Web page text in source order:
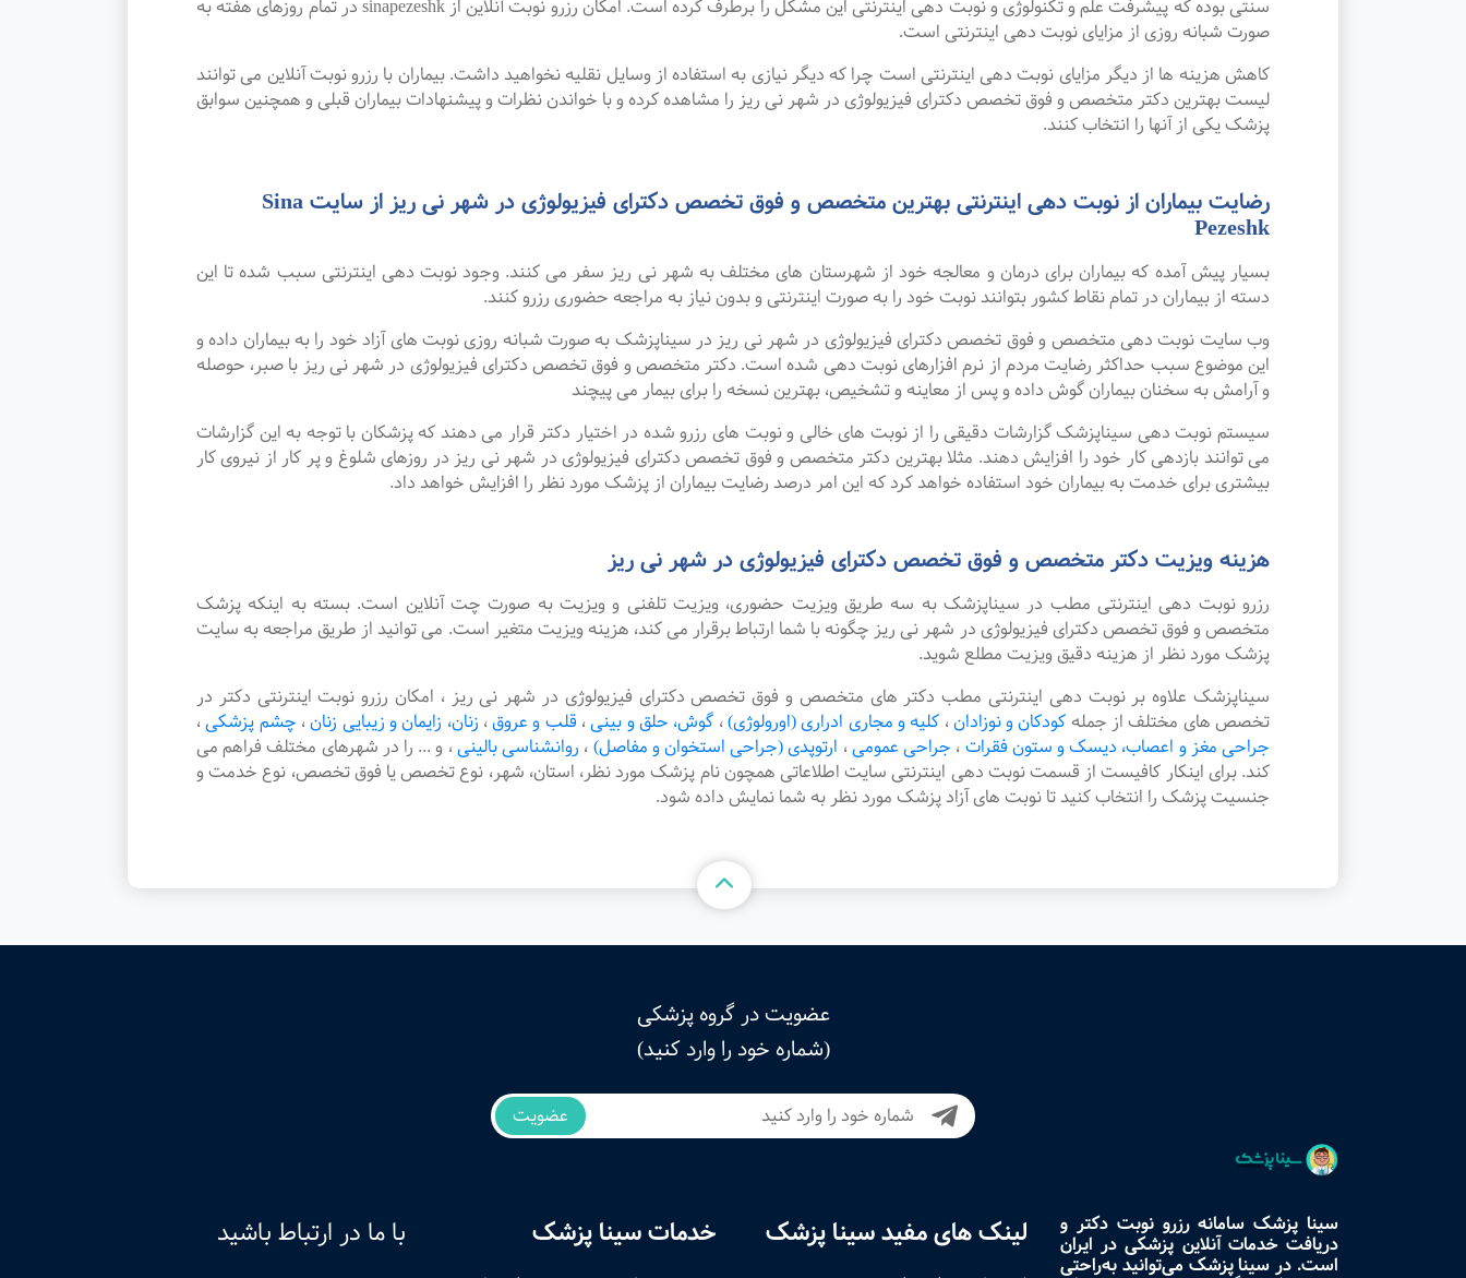
سنتی بوده که پیشرفت علم و تکنولوژی و نوبت دهی اینترنتی این مشکل را برطرف کرده است. امکان رزرو نوبت آنلاین از sinapezeshk در تمام روزهای هفته به
صورت شبانه روزی از مزایای نوبت دهی اینترنتی است.
کاهش هزینه ها از دیگر مزایای نوبت دهی اینترنتی است چرا که دیگر نیازی به استفاده از وسایل نقلیه نخواهید داشت. بیماران با رزرو نوبت آنلاین می توانند
لیست بهترین دکتر متخصص و فوق تخصص دکترای فیزیولوژی در شهر نی ریز را مشاهده کرده و با خواندن نظرات و پیشنهادات بیماران قبلی و همچنین سوابق
پزشک یکی از آنها را انتخاب کنند.
رضایت بیماران از نوبت دهی اینترنتی بهترین متخصص و فوق تخصص دکترای فیزیولوژی در شهر نی ریز از سایت Sina
Pezeshk
بسیار پیش آمده که بیماران برای درمان و معالجه خود از شهرستان های مختلف به شهر نی ریز سفر می کنند. وجود نوبت دهی اینترنتی سبب شده تا این
دسته از بیماران در تمام نقاط کشور بتوانند نوبت خود را به صورت اینترنتی و بدون نیاز به مراجعه حضوری رزرو کنند.
وب سایت نوبت دهی متخصص و فوق تخصص دکترای فیزیولوژی در شهر نی ریز در سیناپزشک به صورت شبانه روزی نوبت های آزاد خود را به بیماران داده و
این موضوع سبب حداکثر رضایت مردم از نرم افزارهای نوبت دهی شده است. دکتر متخصص و فوق تخصص دکترای فیزیولوژی در شهر نی ریز با صبر، حوصله
و آرامش به سخنان بیماران گوش داده و پس از معاینه و تشخیص، بهترین نسخه را برای بیمار می پیچند
سیستم نوبت دهی سیناپزشک گزارشات دقیقی را از نوبت های خالی و نوبت های رزرو شده در اختیار دکتر قرار می دهند که پزشکان با توجه به این گزارشات
می توانند بازدهی کار خود را افزایش دهند. مثلا بهترین دکتر متخصص و فوق تخصص دکترای فیزیولوژی در شهر نی ریز در روزهای شلوغ و پر کار از نیروی کار
بیشتری برای خدمت به بیماران خود استفاده خواهد کرد که این امر درصد رضایت بیماران از پزشک مورد نظر را افزایش خواهد داد.
هزینه ویزیت دکتر متخصص و فوق تخصص دکترای فیزیولوژی در شهر نی ریز
رزرو نوبت دهی اینترنتی مطب در سیناپزشک به سه طریق ویزیت حضوری، ویزیت تلفنی و ویزیت به صورت چت آنلاین است. بسته به اینکه پزشک
متخصص و فوق تخصص دکترای فیزیولوژی در شهر نی ریز چگونه با شما ارتباط برقرار می کند، هزینه ویزیت متغیر است. می توانید از طریق مراجعه به سایت
پزشک مورد نظر از هزینه دقیق ویزیت مطلع شوید.
سیناپزشک علاوه بر نوبت دهی اینترنتی مطب دکتر های متخصص و فوق تخصص دکترای فیزیولوژی در شهر نی ریز ، امکان رزرو نوبت اینترنتی دکتر در
تخصص های مختلف از جمله کودکان و نوزادان، کلیه و مجاری ادراری (اورولوژی)، گوش، حلق و بینی، قلب و عروق، زنان، زایمان و زیبایی زنان، چشم پزشکی،
جراحی مغز و اعصاب، دیسک و ستون فقرات ، جراحی عمومی، ارتوپدی (جراحی استخوان و مفاصل) ، روانشناسی بالینی، و ... را در شهرهای مختلف فراهم می
کند. برای اینکار کافیست از قسمت نوبت دهی اینترنتی سایت اطلاعاتی همچون نام پزشک مورد نظر، استان، شهر، نوع تخصص یا فوق تخصص، نوع خدمت و
جنسیت پزشک را انتخاب کنید تا نوبت های آزاد پزشک مورد نظر به شما نمایش داده شود.
عضویت در گروه پزشکی
(شماره خود را وارد کنید)
عضویت
سینا پزشک سامانه رزرو نوبت دکتر و
دریافت خدمات آنلاین پزشکی در ایران
است. در سینا پزشک می‌توانید به‌راحتی
لینک های مفید سینا پزشک خدمات سینا پزشک با ما در ارتباط باشید